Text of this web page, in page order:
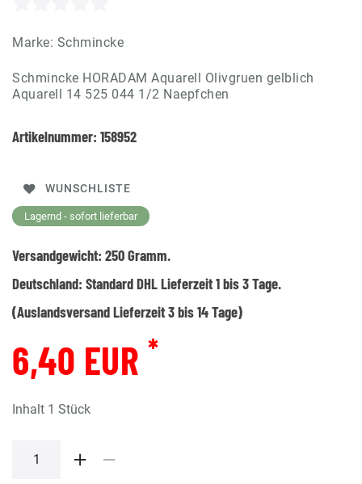
Marke: Schmincke
Schmincke HORADAM Aquarell Olivgruen gelblich
Aquarell 14 525 044 1/2 Naepfchen
Artikelnummer: 158952
WUNSCHLISTE
Lagernd - sofort lieferbar
Versandgewicht: 250Gramm.
Deutschland: Standard DHL Lieferzeit 1 bis 3 Tage.
(Auslandsversand Lieferzeit 3 bis 14 Tage)
6,40 EUR *
Inhalt 1 Stück